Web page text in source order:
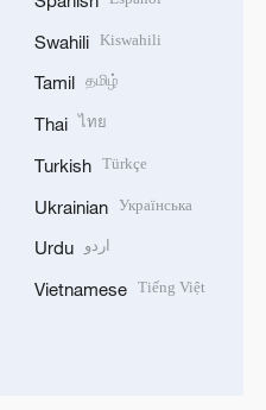
Swahili Kiswahili
Tamil தமிழ்
Thai ไทย
Turkish Türkçe
Ukrainian Українська
Urdu اردو
Vietnamese Tiếng Việt